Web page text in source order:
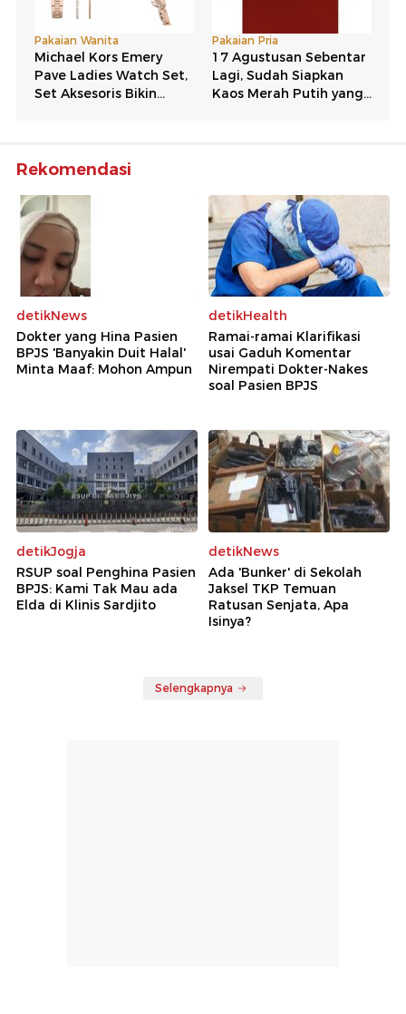
Rekomendasi
detikNews
Dokter yang Hina Pasien
BPJS 'Banyakin Duit Halal'
Minta Maaf: Mohon Ampun
detikHealth
Ramai-ramai Klarifikasi
usai Gaduh Komentar
Nirempati Dokter-Nakes
soal Pasien BPJS
detikJogja
RSUP soal Penghina Pasien
BPJS: Kami Tak Mau ada
Elda di Klinis Sardjito
detikNews
Ada 'Bunker' di Sekolah
Jaksel TKP Temuan
Ratusan Senjata, Apa
Isinya?
Selengkapnya